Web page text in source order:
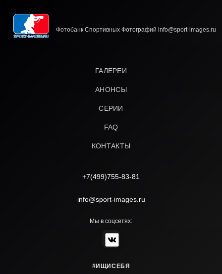
Фотобанк Спортивных Фотографий info@sport-images.ru
ГАЛЕРЕИ
АНОНСЫ
СЕРИИ
FAQ
КОНТАКТЫ
+7(499)755-83-81
info@sport-images.ru
Мы в соцсетях:
#ИЩИСЕБЯ